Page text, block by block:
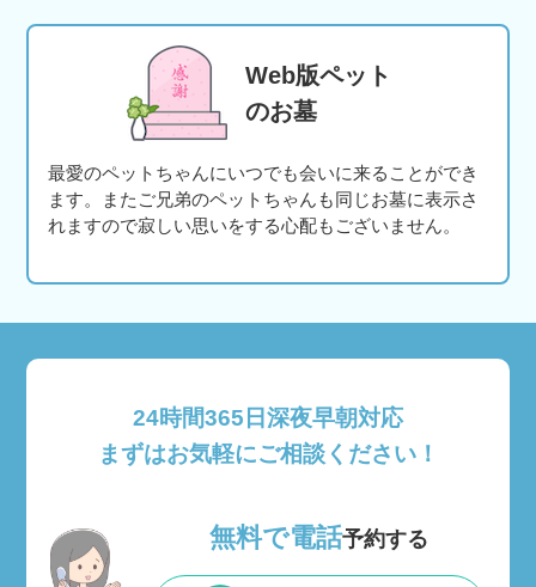
Web版ペット
のお墓
最愛のペットちゃんにいつでも会いに来ることができ
ます。またご兄弟のペットちゃんも同じお墓に表示さ
れますので寂しい思いをする心配もございません。
24時間365日深夜早朝対応
まずはお気軽にご相談ください！
無料で電話予約する